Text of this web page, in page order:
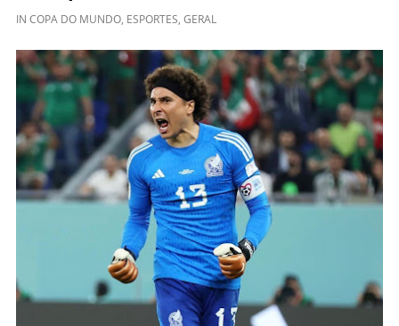
IN COPA DO MUNDO, ESPORTES, GERAL